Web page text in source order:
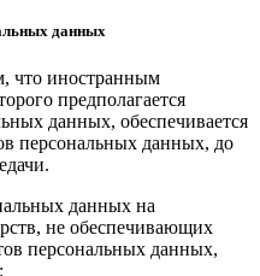
данных
что иностранным
предполагается
данных, обеспечивается
персональных данных, до
данных на
не обеспечивающих
персональных данных,